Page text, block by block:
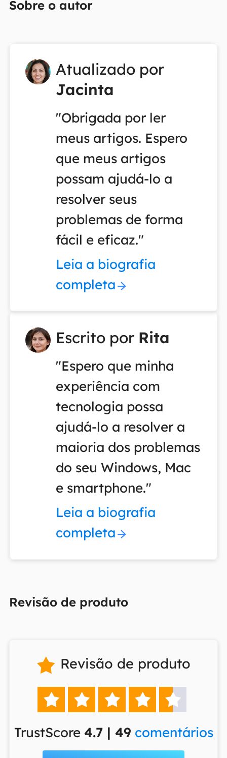
Sobre o autor
Atualizado por
Jacinta
"Obrigada por ler
meus artigos. Espero
que meus artigos
possam ajudá-lo a
resolver seus
problemas de forma
fácil e eficaz."
Leia a biografia
completa
Escrito por Rita
"Espero que minha
experiência com
tecnologia possa
ajudá-lo a resolver a
maioria dos problemas
do seu Windows, Mac
e smartphone."
Leia a biografia
completa
Revisão de produto
 Revisão de produto
    
TrustScore 4.7 | 49 comentários